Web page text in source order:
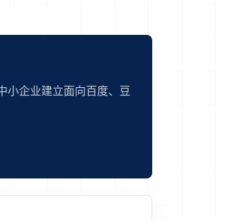
小企业建立面向百度、豆